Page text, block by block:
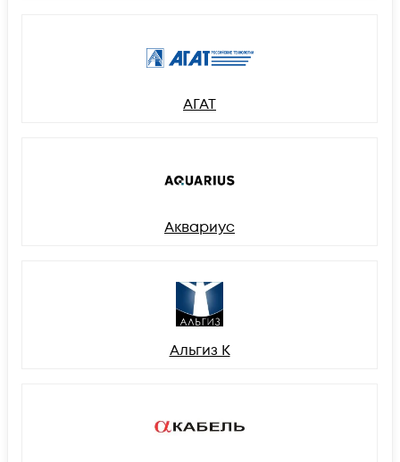
АГАТ
Аквариус
Альгиз К